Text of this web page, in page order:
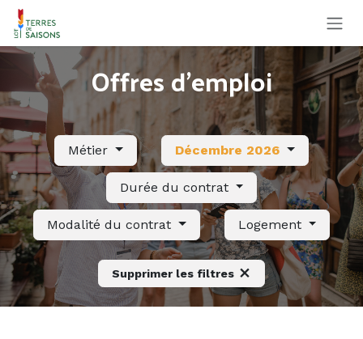
Se rendre au contenu
Offres d'emploi
Métier Décembre 2026
Durée du contrat
Modalité du contrat Logement
Supprimer les filtres